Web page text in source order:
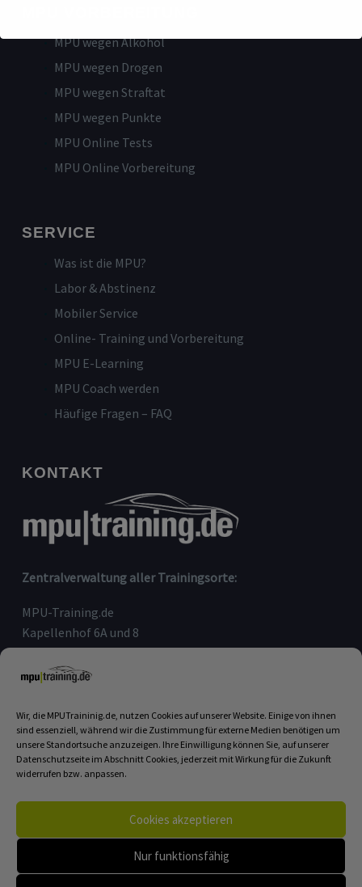
Wir, die MPUTraininig.de, nutzen Cookies auf unserer Website. Einige von ihnen
sind essenziell, während wir die Zustimmung für externe Medien benötigen um
unsere Standortsuche anzuzeigen. Ihre Einwilligung können Sie, auf unserer
Datenschutzseite im Abschnitt Cookies, jederzeit mit Wirkung für die Zukunft
widerrufen bzw. anpassen.
Cookies akzeptieren
Nur funktionsfähig
MPU wegen Alkohol
MPU wegen Drogen
MPU wegen Straftat
MPU wegen Punkte
MPU Online Tests
MPU Online Vorbereitung
SERVICE
Was ist die MPU?
Labor & Abstinenz
Mobiler Service
Online- Training und Vorbereitung
MPU E-Learning
MPU Coach werden
Häufige Fragen – FAQ
KONTAKT
Zentralverwaltung aller Trainingsorte:
MPU-Training.de
Kapellenhof 6A und 8
91207 Lauf an der Pegnitz
Telefon:
09123-80 97 090
MPU COACHING BUCHEN
Unsere Trainingszentren:
Höchberg
Böhl-Iggelheim|Montabaur
Plauen